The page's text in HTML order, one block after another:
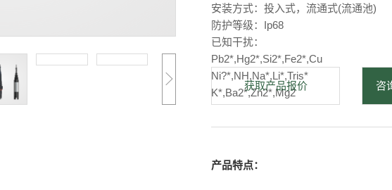
安装方式：投入式，流通式(流通池)
防护等级：Ip68
已知干扰：
Pb2*,Hg2*,Si2*,Fe2*,Cu
Ni?*,NH,Na*,Li*,Tris*
K*,Ba2*,Zn2*,Mg2
产品特点：
获取产品报价 咨